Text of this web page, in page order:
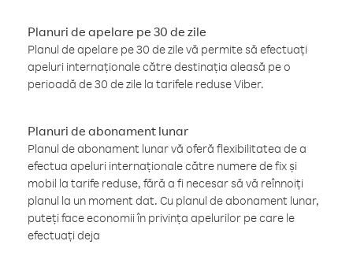
Planuri de apelare pe 30 de zile
Planul de apelare pe 30 de zile vă permite să efectuați
apeluri internaționale către destinația aleasă pe o
perioadă de 30 de zile la tarifele reduse Viber.
Planuri de abonament lunar
Planul de abonament lunar vă oferă flexibilitatea de a
efectua apeluri internaționale către numere de fix și
mobil la tarife reduse, fără a fi necesar să vă reînnoiți
planul la un moment dat. Cu planul de abonament lunar,
puteți face economii în privința apelurilor pe care le
efectuați deja